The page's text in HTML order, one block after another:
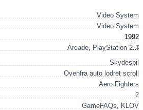
Video System
Video System
1992
Arcade, PlayStation 2...
Skydespil
Ovenfra auto lodret scroll
Aero Fighters
2
GameFAQs, KLOV